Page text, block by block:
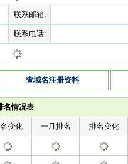
联系邮箱:
联系电话:
查域名注册资料
名情况表
变化 一月排名 排名变化